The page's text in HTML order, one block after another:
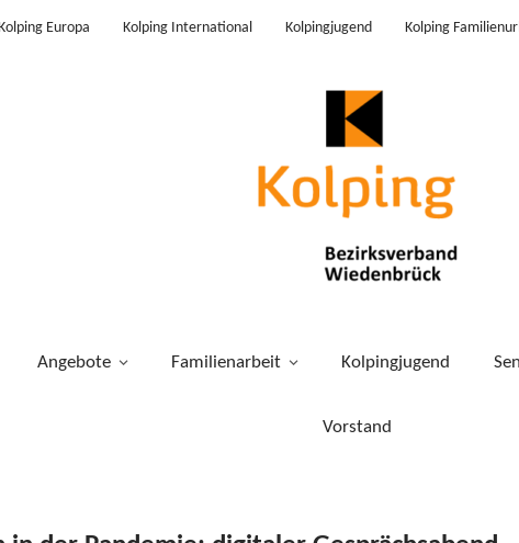
Europa Kolping International Kolpingjugend Kolping
Angebote Familienarbeit Kolpingjugend
Vorstand